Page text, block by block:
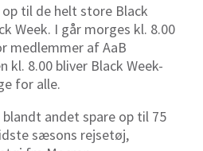
til de helt store Black
Week. I går morges kl. 8.00
medlemmer af AaB
kl. 8.00 bliver Black Week-
for alle.
andet spare op til 75
sæsons rejsetøj,